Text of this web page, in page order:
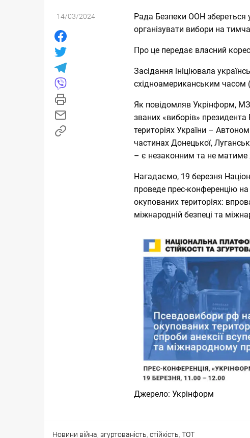
14/03/2024
Рада Безпеки ООН збереться
організувати вибори на
Про це передає власний
Засідання ініціювала
східноамериканським часом
Як повідомляв Укрінформ,
званих «виборів»
територіях України –
частинах Донецької,
– є незаконним та не матиме
Нагадаємо, 19 березня
проведе прес-конференцію
окупованих територіях:
міжнародній безпеці та
Джерело: Укрінформ
Categories
Новини Tags
війна, згуртованість, стійкість, ТОТ